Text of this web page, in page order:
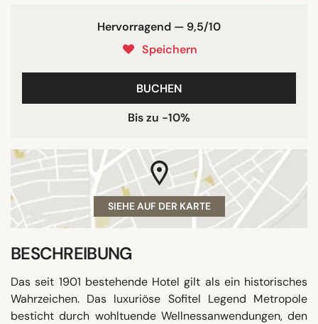
Hervorragend — 9,5/10
Speichern
BUCHEN
Bis zu -10%
SIEHE AUF DER KARTE
BESCHREIBUNG
Das seit 1901 bestehende Hotel gilt als ein historisches
Wahrzeichen. Das luxuriöse Sofitel Legend Metropole
besticht durch wohltuende Wellnessanwendungen, den